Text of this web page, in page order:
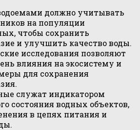
должно учитывать
на популяции
чтобы сохранить
и улучшить качество воды.
исследования позволяют
влияния на экосистему и
для сохранения
служат индикатором
состояния водных объектов,
в цепях питания и